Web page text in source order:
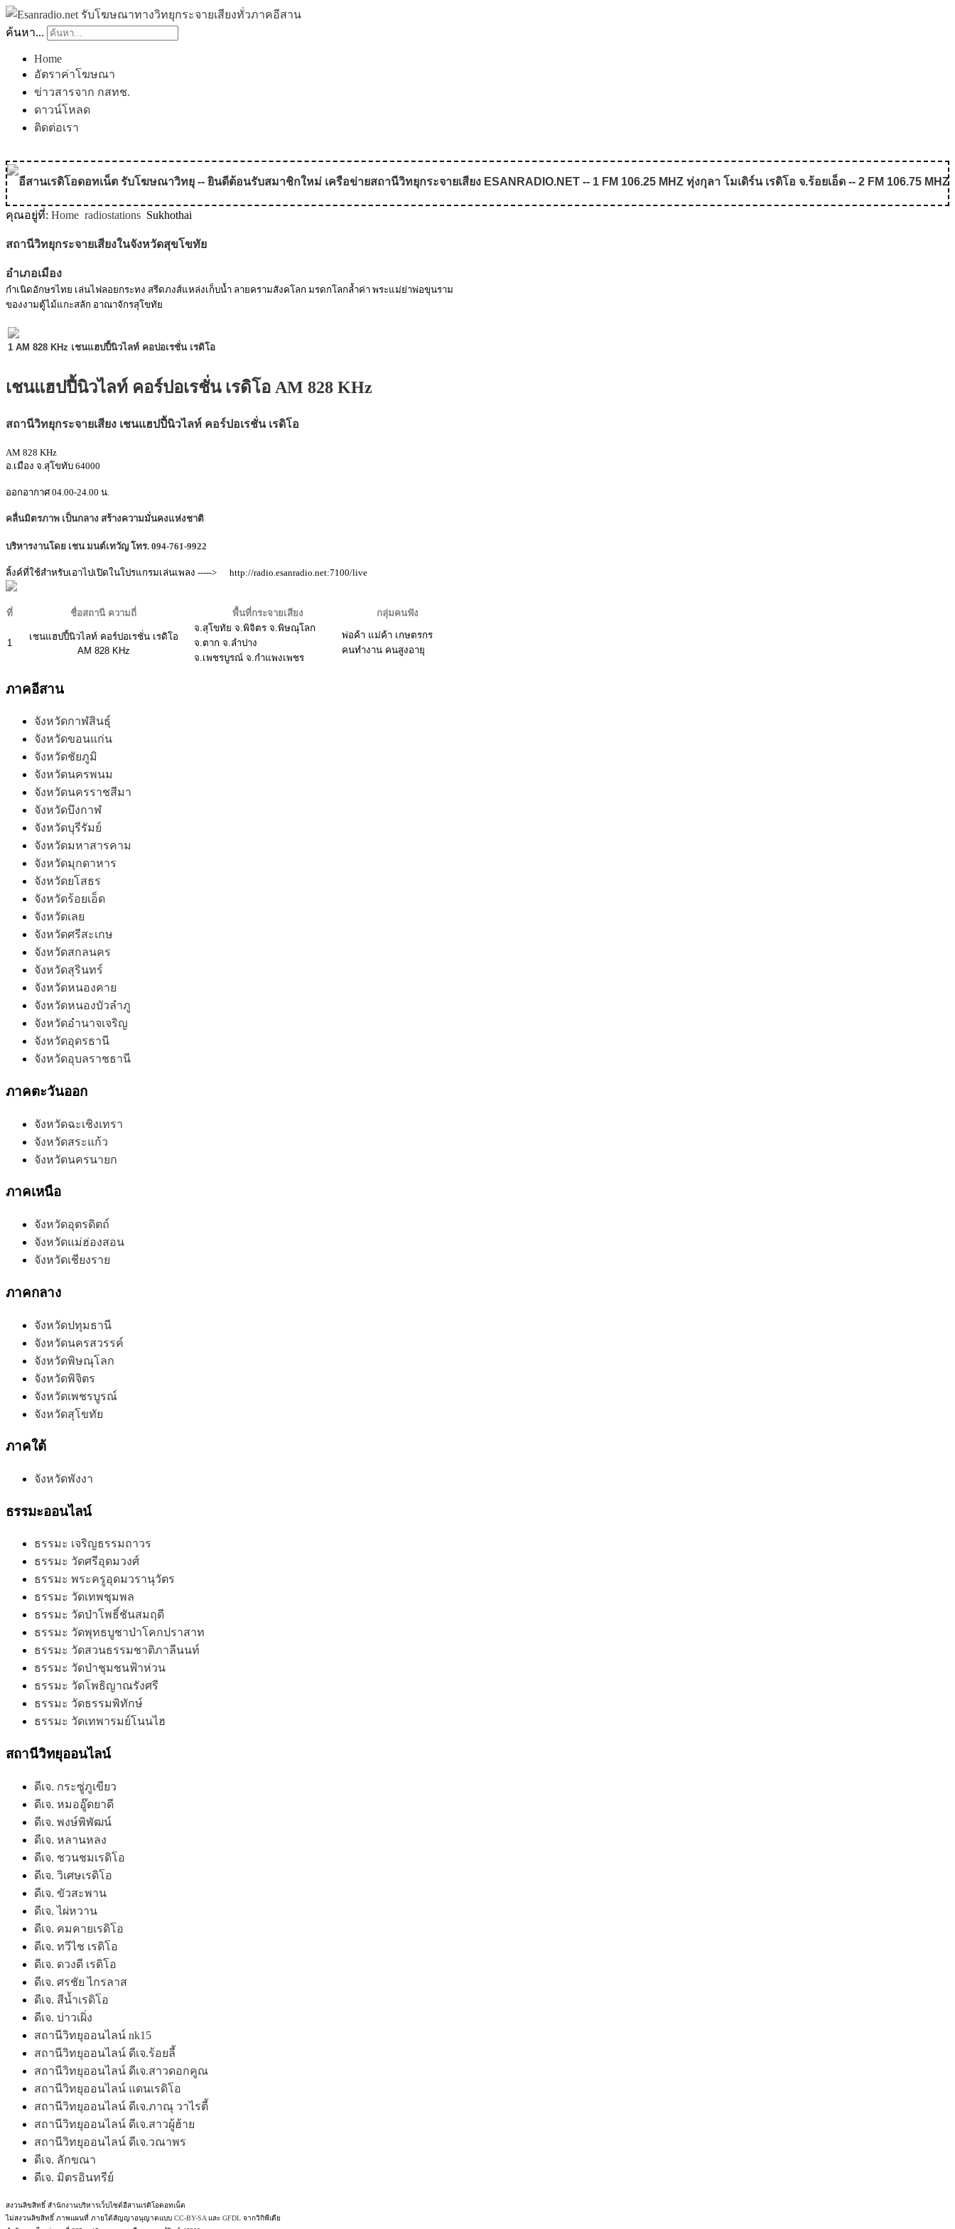
ค้นหา...
Home
อัตราค่าโฆษณา
ข่าวสารจาก กสทช.
ดาวน์โหลด
ติดต่อเรา
อีสานเรดิโอดอทเน็ต รับโฆษณาวิทยุ -- ยินดีต้อนรับสมาชิกใหม่ เครือข่ายสถานีวิทยุกระจายเสียง ESANRADIO.NET -- 1 FM 106.25 MHZ ทุ่งกุลา โมเดิร์น เรดิโอ จ.ร้อยเอ็ด -- 2 FM 106.75
MODULE SBAHJAOUI WEATHER
MODULE SBAHJAOUI YOUTUBE
MODULE SBAHJAOUI MEMORY GAME
คุณอยู่ที่: Home radiostations Sukhothai
สถานีวิทยุกระจายเสียงในจังหวัดสุขโขทัย
อำเภอเมือง
กำเนิดอักษรไทย เล่นไฟลอยกระทง สรีดภงส์แหล่งเก็บน้ำ ลายครามสังคโลก มรดกโลกล้ำค่า พระแม่ย่าพ่อขุนราม
ของงามตู้ไม้แกะสลัก อาณาจักรสุโขทัย
1 AM 828 KHz เชนแฮปปี้นิวไลท์ คอปอเรชั่น เรดิโอ
เชนแฮปปี้นิวไลท์ คอร์ปอเรชั่น เรดิโอ AM 828 KHz
สถานีวิทยุกระจายเสียง เชนแฮปปี้นิวไลท์ คอร์ปอเรชั่น เรดิโอ
AM 828 KHz
อ.เมือง จ.สุโขทับ 64000
ออกอากาศ 04.00-24.00 น.
คลื่นมิตรภาพ เป็นกลาง สร้างความมั่นคงแห่งชาติ
บริหารงานโดย เชน มนต์เทวัญ โทร. 094-761-9922
ลิ้งค์ที่ใช้สำหรับเอาไปเปิดในโปรแกรมเล่นเพลง -----> http://radio.esanradio.net:7100/live
ที่ ชื่อสถานี ความถี่ พื้นที่กระจายเสียง กลุ่มคนฟัง
1
เชนแฮปปี้นิวไลท์ คอร์ปอเรชั่น เรดิโอ
AM 828 KHz
จ.สุโขทัย จ.พิจิตร จ.พิษณุโลก
จ.ตาก จ.ลำปาง
จ.เพชรบูรณ์ จ.กำแพงเพชร
พ่อค้า แม่ค้า เกษตรกร
คนทำงาน คนสูงอายุ
ภาคอีสาน
จังหวัดกาฬสินธุ์
จังหวัดขอนแก่น
จังหวัดชัยภูมิ
จังหวัดนครพนม
จังหวัดนครราชสีมา
จังหวัดบึงกาฬ
จังหวัดบุรีรัมย์
จังหวัดมหาสารคาม
จังหวัดมุกดาหาร
จังหวัดยโสธร
จังหวัดร้อยเอ็ด
จังหวัดเลย
จังหวัดศรีสะเกษ
จังหวัดสกลนคร
จังหวัดสุรินทร์
จังหวัดหนองคาย
จังหวัดหนองบัวลำภู
จังหวัดอำนาจเจริญ
จังหวัดอุดรธานี
จังหวัดอุบลราชธานี
ภาคตะวันออก
จังหวัดฉะเชิงเทรา
จังหวัดสระแก้ว
จังหวัดนครนายก
ภาคเหนือ
จังหวัดอุตรดิตถ์
จังหวัดแม่ฮ่องสอน
จังหวัดเชียงราย
ภาคกลาง
จังหวัดปทุมธานี
จังหวัดนครสวรรค์
จังหวัดพิษณุโลก
จังหวัดพิจิตร
จังหวัดเพชรบูรณ์
จังหวัดสุโขทัย
ภาคใต้
จังหวัดพังงา
ธรรมะออนไลน์
ธรรมะ เจริญธรรมถาวร
ธรรมะ วัดศรีอุดมวงศ์
ธรรมะ พระครูอุดมวรานุวัตร
ธรรมะ วัดเทพชุมพล
ธรรมะ วัดป่าโพธิ์ชันสมฤดี
ธรรมะ วัดพุทธบูชาป่าโคกปราสาท
ธรรมะ วัดสวนธรรมชาติภาลีนนท์
ธรรมะ วัดป่าชุมชนฟ้าห่วน
ธรรมะ วัดโพธิญาณรังศรี
ธรรมะ วัดธรรมพิทักษ์
ธรรมะ วัดเทพารมย์โนนไฮ
สถานีวิทยุออนไลน์
ดีเจ. กระซู่ภูเขียว
ดีเจ. หมออู๊ดยาดี
ดีเจ. พงษ์พิพัฒน์
ดีเจ. หลานหลง
ดีเจ. ชวนชมเรดิโอ
ดีเจ. วิเศษเรดิโอ
ดีเจ. ขัวสะพาน
ดีเจ. ไผ่หวาน
ดีเจ. คมคายเรดิโอ
ดีเจ. ทวีไช เรดิโอ
ดีเจ. ดวงดี เรดิโอ
ดีเจ. ศรชัย ไกรลาส
ดีเจ. สีน้ำเรดิโอ
ดีเจ. บ่าวเผิ่ง
สถานีวิทยุออนไลน์ nk15
สถานีวิทยุออนไลน์ ดีเจ.ร้อยลี้
สถานีวิทยุออนไลน์ ดีเจ.สาวดอกคูณ
สถานีวิทยุออนไลน์ แดนเรดิโอ
สถานีวิทยุออนไลน์ ดีเจ.ภาณุ วาไรตี้
สถานีวิทยุออนไลน์ ดีเจ.สาวผู้ฮ้าย
สถานีวิทยุออนไลน์ ดีเจ.วณาพร
ดีเจ. ลักขณา
ดีเจ. มิตรอินทรีย์
สงวนลิขสิทธิ์ สำนักงานบริหารเว็บไซต์อีสานเรดิโอดอทเน็ต
ไม่สงวนลิขสิทธิ์ ภาพแผนที่ ภายใต้สัญญาอนุญาตแบบ CC-BY-SA และ GFDL จากวิกิพีเดีย